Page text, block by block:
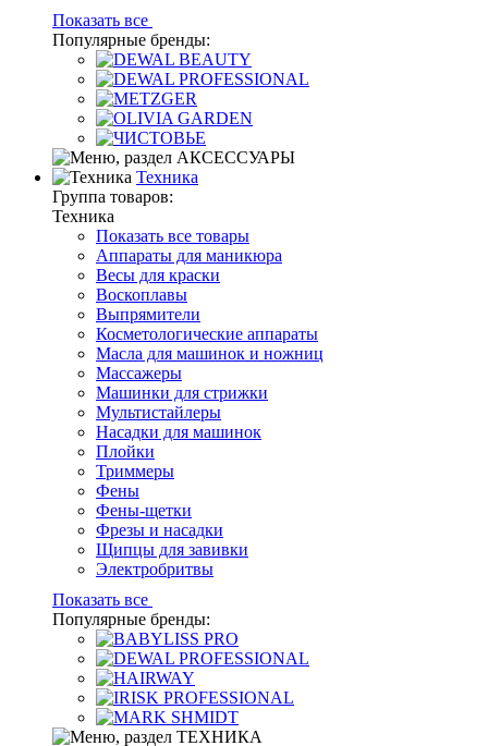
Показать все
Популярные бренды:
Техника
Группа товаров:
Техника
Показать все товары
Аппараты для маникюра
Весы для краски
Воскоплавы
Выпрямители
Косметологические аппараты
Масла для машинок и ножниц
Массажеры
Машинки для стрижки
Мультистайлеры
Насадки для машинок
Плойки
Триммеры
Фены
Фены-щетки
Фрезы и насадки
Щипцы для завивки
Электробритвы
Показать все
Популярные бренды: